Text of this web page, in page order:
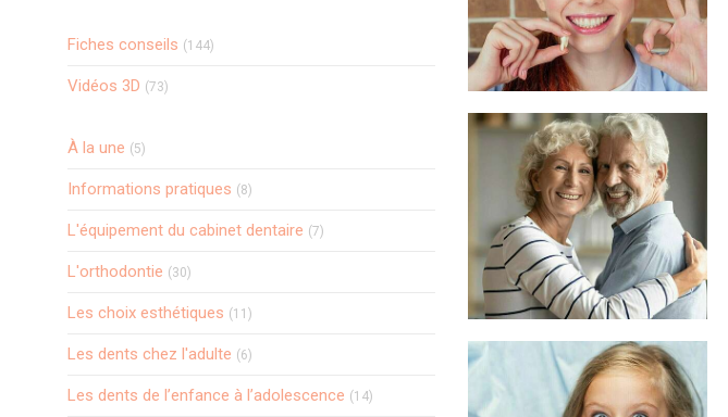
Fiches conseils (144)
Vidéos 3D (73)
À la une (5)
Informations pratiques (8)
L'équipement du cabinet dentaire (7)
L'orthodontie (30)
Les choix esthétiques (11)
Les dents chez l'adulte (6)
Les dents de l’enfance à l’adolescence (14)